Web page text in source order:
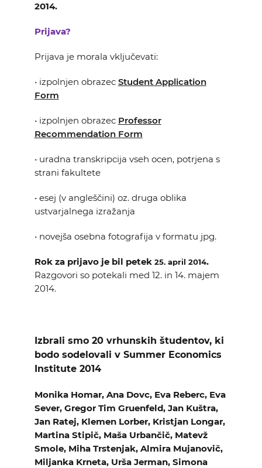
2014.
Prijava?
Prijava je morala vključevati:
• izpolnjen obrazec Student Application
Form
• izpolnjen obrazec Professor
Recommendation Form
• uradna transkripcija vseh ocen, potrjena s
strani fakultete
• esej (v angleščini) oz. druga oblika
ustvarjalnega izražanja
• novejša osebna fotografija v formatu jpg.
Rok za prijavo je bil petek25. april 2014.
Razgovori so potekali med 12. in 14. majem
2014.
Izbrali smo 20 vrhunskih študentov, ki
bodo sodelovali v Summer Economics
Institute 2014
Monika Homar, Ana Dovc, Eva Reberc, Eva
Sever, Gregor Tim Gruenfeld, Jan Kuštra,
Jan Ratej, Klemen Lorber, Kristjan Longar,
Martina Stipič, Maša Urbančič, Matevž
Smole, Miha Trstenjak, Almira Mujanovič,
Miljanka Krneta, Urša Jerman, Simona